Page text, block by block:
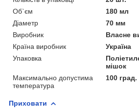
Об`єм
180 мл
Діаметр
70 мм
Виробник
Власне
Країна виробник
Україна
Упаковка
мішок
Максимально допустима
температура
100 град.
Приховати